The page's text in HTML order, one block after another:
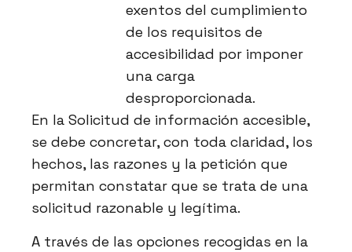
exentos del cumplimiento
de los requisitos de
accesibilidad por imponer
una carga
desproporcionada.
En la Solicitud de información accesible,
se debe concretar, con toda claridad, los
hechos, las razones y la petición que
permitan constatar que se trata de una
solicitud razonable y legítima.
A través de las opciones recogidas en la